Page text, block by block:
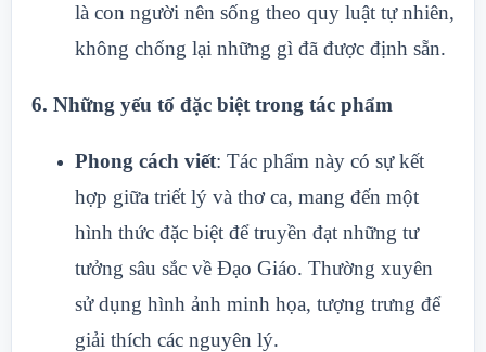
là con người nên sống theo quy luật tự nhiên,
không chống lại những gì đã được định sẵn.
6. Những yếu tố đặc biệt trong tác phẩm
Phong cách viết: Tác phẩm này có sự kết
hợp giữa triết lý và thơ ca, mang đến một
hình thức đặc biệt để truyền đạt những tư
tưởng sâu sắc về Đạo Giáo. Thường xuyên
sử dụng hình ảnh minh họa, tượng trưng để
giải thích các nguyên lý.